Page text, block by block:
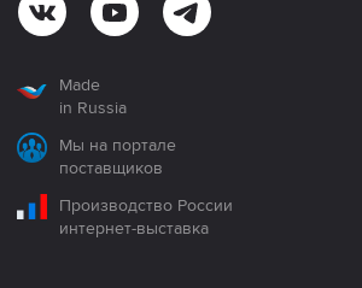
Made
in Russia
Мы на портале
поставщиков
Производство России
интернет-выставка